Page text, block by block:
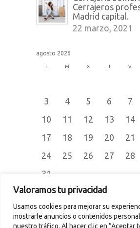
Valoramos tu privacidad
Usamos cookies para mejorar su
mostrarle anuncios o contenidos
nuestro tráfico. Al hacer clic en “Aceptar
Cerrajeros
Madrid capital.
22 marzo, 2021
agosto 2026
L M X J V
3
4 5 6 7
10
11 12 13 14
17
18 19 20 21
24
25 26 27 28
31
« Jul